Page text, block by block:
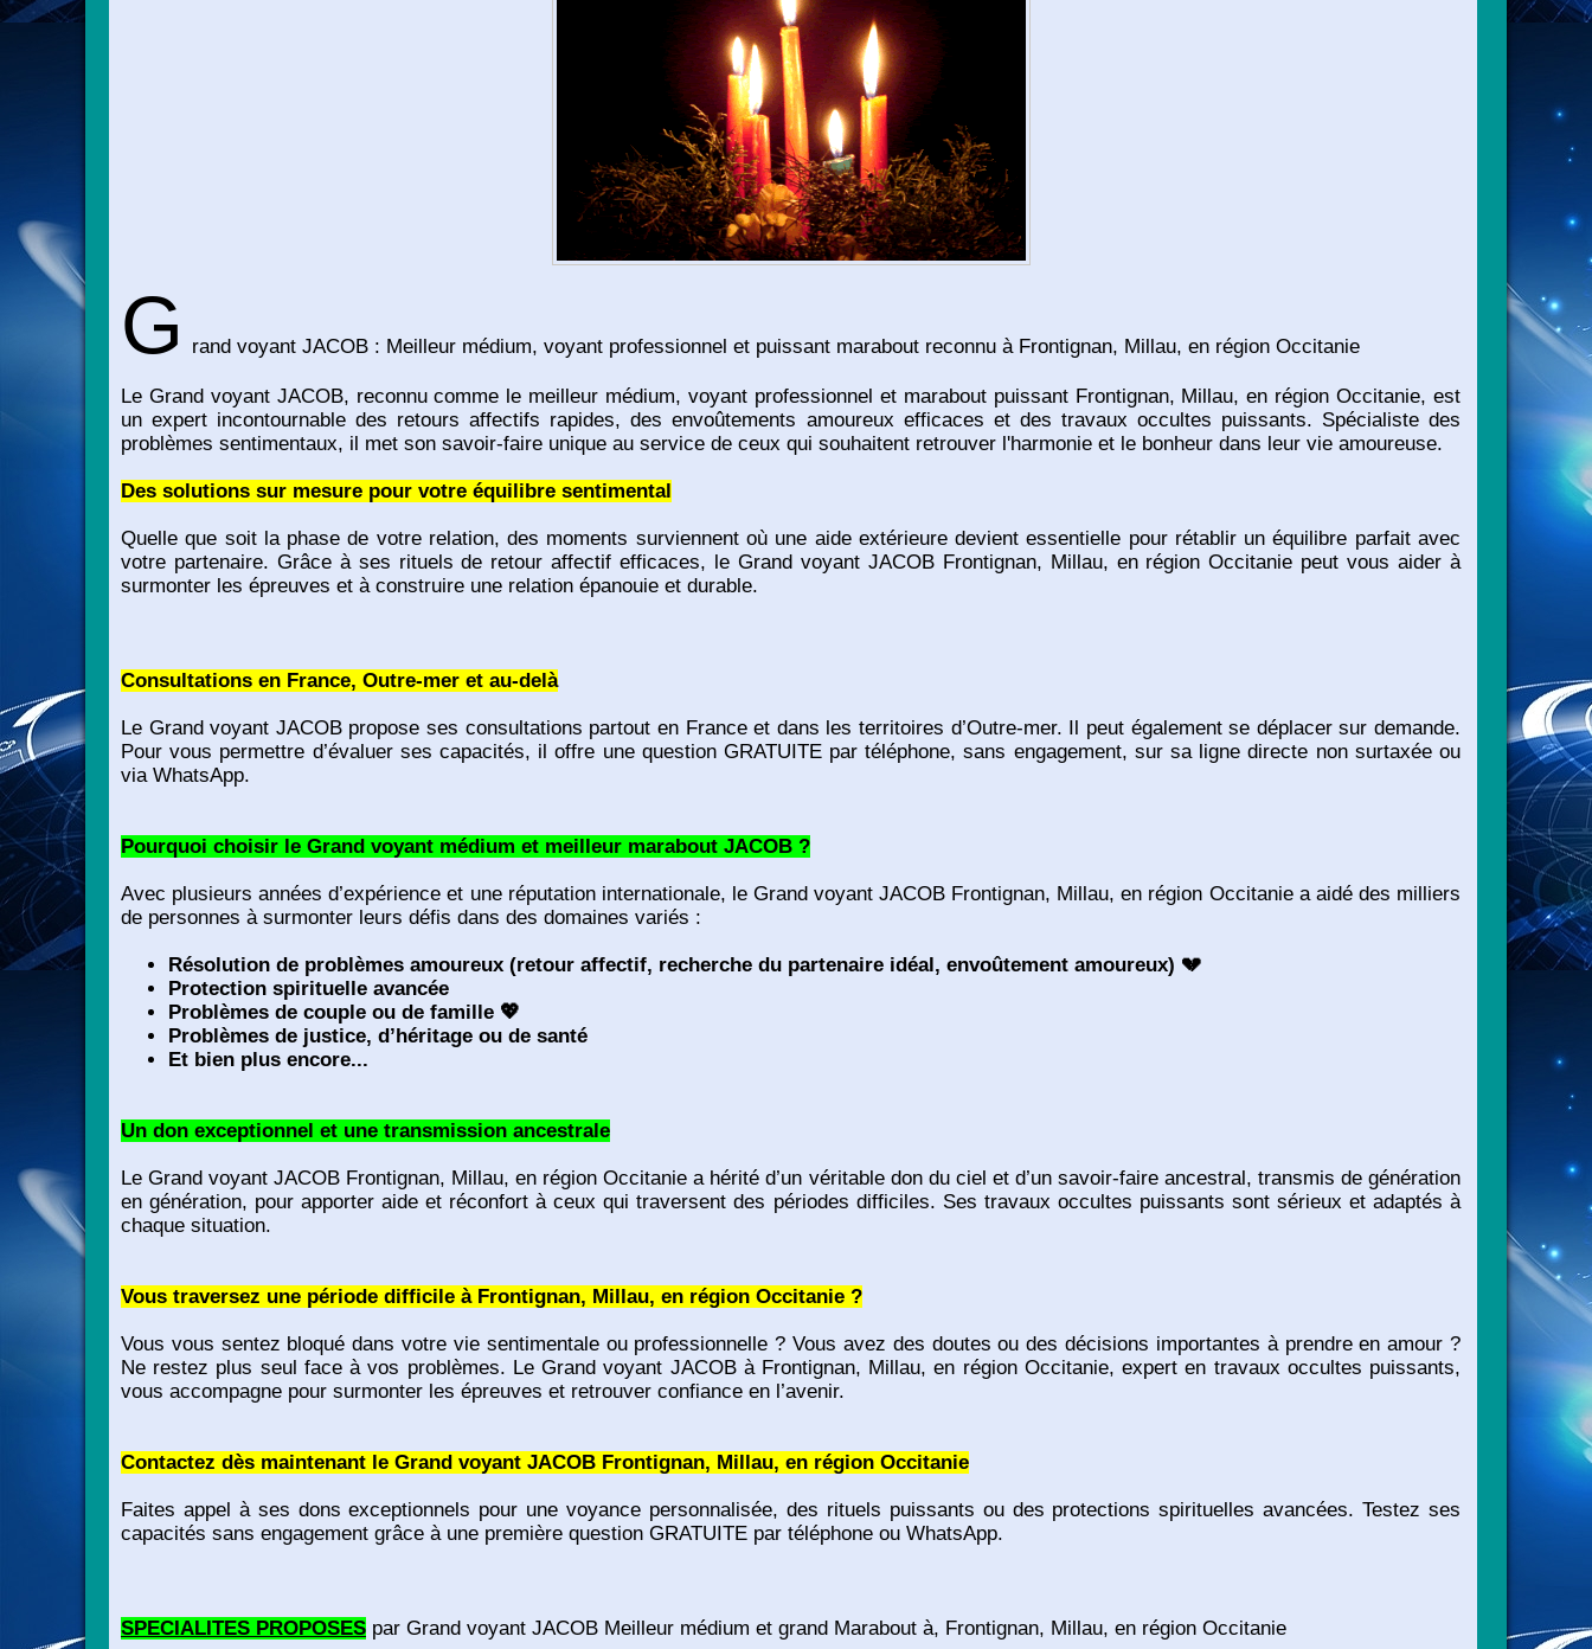
G rand voyant JACOB : Meilleur médium, voyant professionnel et puissant marabout reconnu à Frontignan, Millau, en région Occitanie
Le Grand voyant JACOB, reconnu comme le meilleur médium, voyant professionnel et marabout puissant Frontignan, Millau, en région Occitanie, est
un expert incontournable des retours affectifs rapides, des envoûtements amoureux efficaces et des travaux occultes puissants. Spécialiste des
problèmes sentimentaux, il met son savoir-faire unique au service de ceux qui souhaitent retrouver l'harmonie et le bonheur dans leur vie amoureuse.
Des solutions sur mesure pour votre équilibre sentimental
Quelle que soit la phase de votre relation, des moments surviennent où une aide extérieure devient essentielle pour rétablir un équilibre parfait avec
votre partenaire. Grâce à ses rituels de retour affectif efficaces, le Grand voyant JACOB Frontignan, Millau, en région Occitanie peut vous aider à
surmonter les épreuves et à construire une relation épanouie et durable.
Consultations en France, Outre-mer et au-delà
Le Grand voyant JACOB propose ses consultations partout en France et dans les territoires d’Outre-mer. Il peut également se déplacer sur demande.
Pour vous permettre d’évaluer ses capacités, il offre une question GRATUITE par téléphone, sans engagement, sur sa ligne directe non surtaxée ou
via WhatsApp.
Pourquoi choisir le Grand voyant médium et meilleur marabout JACOB ?
Avec plusieurs années d’expérience et une réputation internationale, le Grand voyant JACOB Frontignan, Millau, en région Occitanie a aidé des milliers
de personnes à surmonter leurs défis dans des domaines variés :
Résolution de problèmes amoureux (retour affectif, recherche du partenaire idéal, envoûtement amoureux) 💔
Protection spirituelle avancée
Problèmes de couple ou de famille 💖
Problèmes de justice, d’héritage ou de santé
Et bien plus encore...
Un don exceptionnel et une transmission ancestrale
Le Grand voyant JACOB Frontignan, Millau, en région Occitanie a hérité d’un véritable don du ciel et d’un savoir-faire ancestral, transmis de génération
en génération, pour apporter aide et réconfort à ceux qui traversent des périodes difficiles. Ses travaux occultes puissants sont sérieux et adaptés à
chaque situation.
Vous traversez une période difficile à Frontignan, Millau, en région Occitanie ?
Vous vous sentez bloqué dans votre vie sentimentale ou professionnelle ? Vous avez des doutes ou des décisions importantes à prendre en amour ?
Ne restez plus seul face à vos problèmes. Le Grand voyant JACOB à Frontignan, Millau, en région Occitanie, expert en travaux occultes puissants,
vous accompagne pour surmonter les épreuves et retrouver confiance en l’avenir.
Contactez dès maintenant le Grand voyant JACOB Frontignan, Millau, en région Occitanie
Faites appel à ses dons exceptionnels pour une voyance personnalisée, des rituels puissants ou des protections spirituelles avancées. Testez ses
capacités sans engagement grâce à une première question GRATUITE par téléphone ou WhatsApp.
SPECIALITES PROPOSES par Grand voyant JACOB Meilleur médium et grand Marabout à, Frontignan, Millau, en région Occitanie